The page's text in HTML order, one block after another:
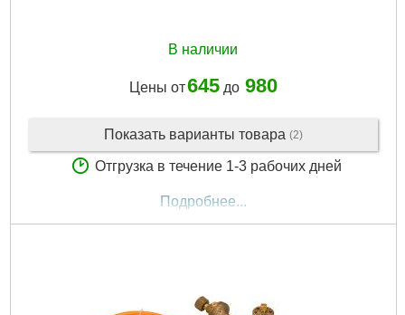
В наличии
Цены от645до 980
Показать варианты товара (2)
Отгрузка в течение 1-3 рабочих дней
Подробнее...